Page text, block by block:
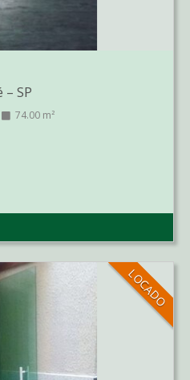
– SP
74.00 m²
LOCADO